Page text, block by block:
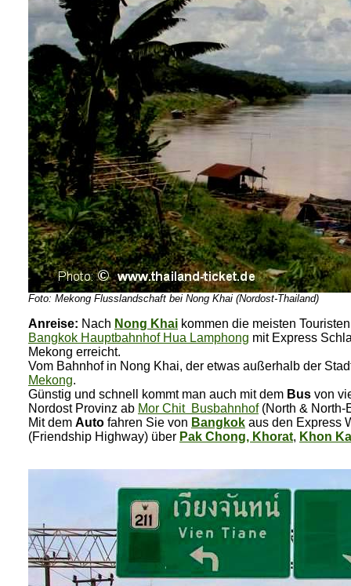
Foto: Mekong Flusslandschaft bei Nong Khai (Nordost-Thailand)
Anreise: Nach Nong Khai kommen die meisten
Bangkok Hauptbahnhof Hua Lamphong mit Express
Mekong erreicht.
Vom Bahnhof in Nong Khai, der etwas außerhalb der
Mekong.
Günstig und schnell kommt man auch mit dem Bus von
Nordost Provinz ab Mor Chit Busbahnhof(North & North-
Mit dem Auto fahren Sie von Bangkok aus den Express
(Friendship Highway) über Pak Chong, Khorat, Khon